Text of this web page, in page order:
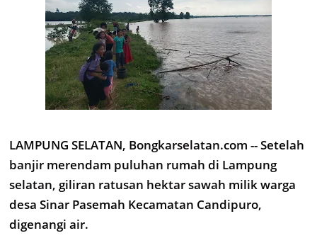
LAMPUNG SELATAN, Bongkarselatan.com -- Setelah
banjir merendam puluhan rumah di Lampung
selatan, giliran ratusan hektar sawah milik warga
desa Sinar Pasemah Kecamatan Candipuro,
digenangi air.